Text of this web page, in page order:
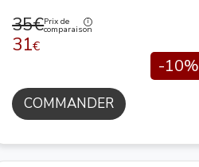
35€Prix de
comparaison
31€
-10%
COMMANDER